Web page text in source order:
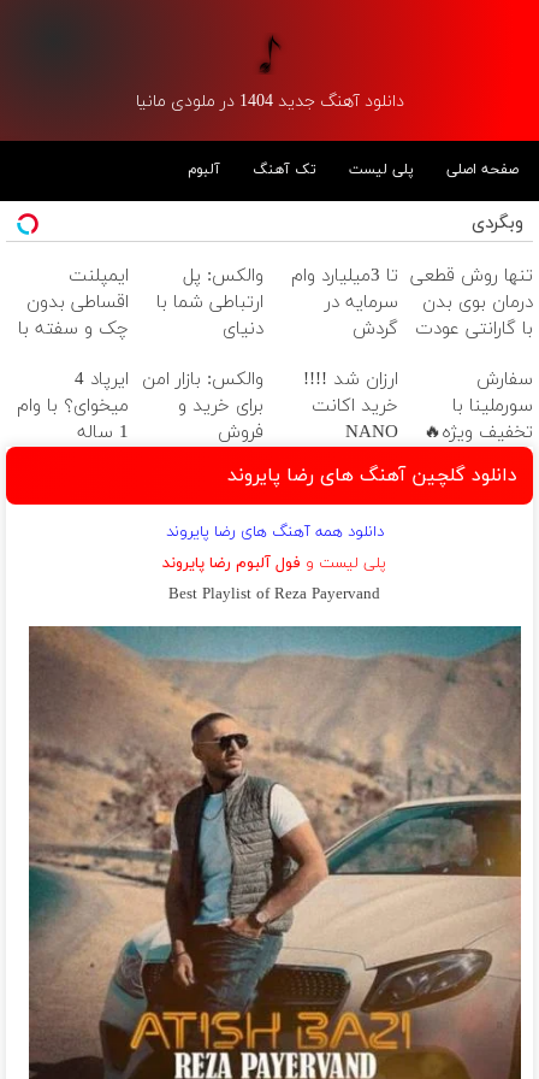
دانلود آهنگ جدید 1404 در ملودی مانیا
صفحه اصلی پلی لیست تک آهنگ آلبوم
وبگردی
تنها روش قطعی
درمان بوی بدن
با گارانتی عودت
الان ببین
تا 3میلیارد وام
سرمایه در
گردش
فروشگاهت رو
ثبت کن
والکس: پل
ارتباطی شما با
دنیای
دیجیتال
ایمپلنت
اقساطی بدون
چک و سفته با
ویزیت رایگان
توسط متخصص
سفارش
سورملینا با
تخفیف ویژه🔥
موجودی
محدود!!!!
ارزان شد !!!!
خرید اکانت
NANO
تخفیف ویژه
والکس: بازار امن
برای خرید و
فروش
دیجیتال
ایرپاد 4
میخوای؟ با وام
1 ساله
دانلود گلچین آهنگ های رضا پایروند
دانلود همه آهنگ های رضا پایروند
پلی لیست و فول آلبوم رضا پایروند
Best Playlist of Reza Payervand